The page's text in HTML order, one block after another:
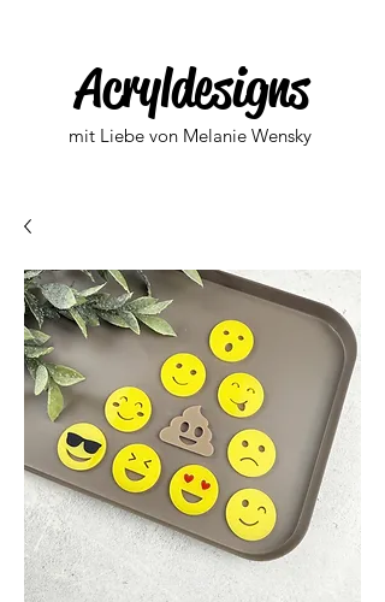
mit Liebe von Melanie Wensky
Acryldesigns